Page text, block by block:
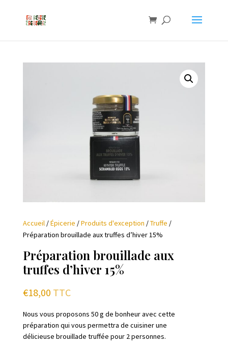
Accueil/Épicerie /Produits d'exception /Truffe /
Préparation brouillade aux truffes d’hiver 15%
Préparation brouillade aux
truffes d’hiver 15%
€18,00 TTC
Nous vous proposons 50 g de bonheur avec cette
préparation qui vous permettra de cuisiner une
délicieuse brouillade truffée pour 2 personnes.